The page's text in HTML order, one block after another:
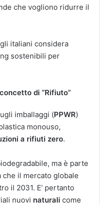
che vogliono ridurre il
italiani considera
sostenibili per
di “Rifiuto”
imballaggi (PPWR)
monouso,
a rifiuti zero.
ma è parte
il mercato globale
il 2031. E’ pertanto
nuovi naturali come